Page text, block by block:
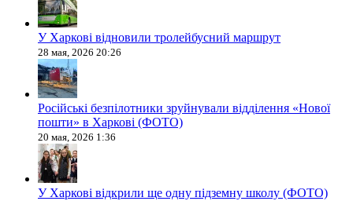
У Харкові відновили тролейбусний маршрут
28 мая, 2026 20:26
Російські безпілотники зруйнували відділення «Нової
пошти» в Харкові (ФОТО)
20 мая, 2026 1:36
У Харкові відкрили ще одну підземну школу (ФОТО)